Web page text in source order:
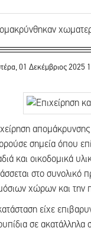
01 Δεκέμβριος 2025
σημεία όπου
και οικοδομικά
στο συνολικό
χώρων και την
είχε
σε ακατάλληλα